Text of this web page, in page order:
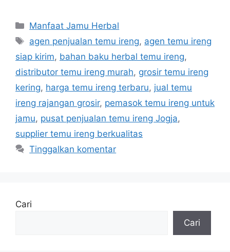
Kategori
Manfaat Jamu Herbal
Tag
agen penjualan temu ireng, agen temu ireng
siap kirim, bahan baku herbal temu ireng,
distributor temu ireng murah, grosir temu ireng
kering, harga temu ireng terbaru, jual temu
ireng rajangan grosir, pemasok temu ireng untuk
jamu, pusat penjualan temu ireng Jogja,
supplier temu ireng berkualitas
Tinggalkan komentar
Cari
Cari